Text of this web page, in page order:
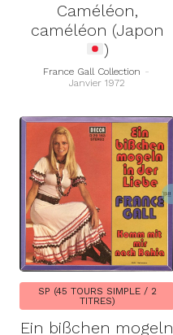
Caméléon,
caméléon (Japon
)
France Gall Collection -
Janvier 1972
SP (45 TOURS SIMPLE / 2
TITRES)
Ein bißchen mogeln